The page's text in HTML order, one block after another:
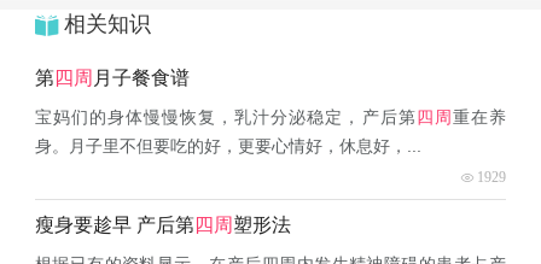
相关知识
第四周 月子餐食谱
宝妈们的身体慢慢恢复，乳汁分泌稳定，产后第四周重在养
身。月子里不但要吃的好，更要心情好，休息好，...
1929
瘦身要趁早 产后第四周 塑形法